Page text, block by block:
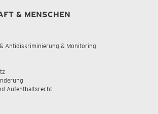
& MENSCHEN
Antidiskriminierung & Monitoring
Aufenthaltsrecht